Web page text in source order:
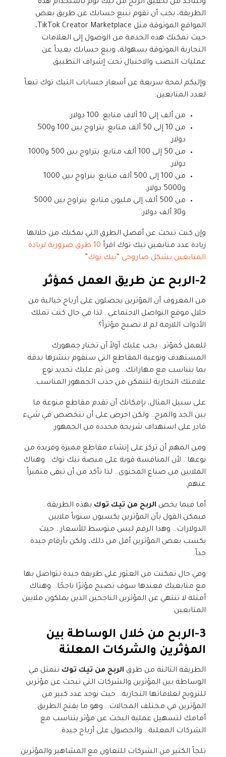
ولتتأكد من تحقيق الربح من تيك توم باستخدام هذه
الطريقة، يجب أن تقوم ببيع حسابك عن طريق بعض
المواقع الموثوقة مثل TikTok Creator Marketplace،
حيث تمكنك هذه الخدمة من الوصول إلى العلامات
التجارية الموثوقة بسهولة، وبيع حسابك بعيداً عن
عمليات النصب والاحتيال تحت إشراف التطبيق.
وإليكم لمحة سريعة عن أسعار حسابات التيك توك تبعاً
لعدد المتابعين:
من ألف إلى 10 آلاف متابع: 100 دولار.
من 10 إلى 50 ألف متابع: يتراوح بين 100 و500
دولار.
من 50 إلى 100 ألف متابع: يتراوح بين 500 و1000
دولار.
من 100 إلى 500 ألف متابع: يتراوح بين 1000
و5000 دولار.
من 500 ألف إلى مليون متابع: يتراوح بين 5000
و30 ألف دولار.
وإن كنت تبحث عن أفضل الطرق التي يمكنك من خلالها
زيادة عدد متابعين تيك توك اقرأ
10 طرق ضرورية لزيادة
المتابعين بشكل صاروخي “تيك توك”
2-الربح عن طريق العمل كمؤثر
من المعروف أن المؤثرين يحصلون على أرباح خيالية من
خلال موقع التواصل الاجتماعي.. لذا في حال كنت تملك
الأدوات اللازمة لم لا تصبح مؤثراً؟
للعمل كمؤثر.. يجب عليك أولاً أن تختار جمهورك
المستهدف ونوعية المقاطع التي ستقوم بنشرها بدقة
بما يتناسب مع مهاراتك.. ومن ثم عليك تحديد نوع
علامتك التجارية لتتمكن من جذب الجمهور المناسب.
على سبيل المثال، بإمكانك أن تقدم مقاطع منوعة ما
بين الجد والمرح.. ولكن احرص على أن تتخصص في شيء
قادر على استهداف شريحة محددة من الجمهور.
ومن المهم أن تركز على إنشاء مقاطع مميزة وفريدة من
نوعها.. لأن المنافسة قوية على منصة تيك توك.. وهناك
الملايين من صناع المحتوى.. لذا تأكد من أن تبقى متميزاً
عنهم.
أما فيما يخص الربح من تيك توك بهذه الطريقة..
فيمكن القول بأن المؤثرين يكسبون سنوياً ملايين
الدولارات.. وهذا الرقم ليس متوسط للأسعار.. حيث
يكسب بعض المؤثرين أقل من ذلك، ولكن بأرقام جيدة
جداً.
وفي حال تمكنت من العثور على طريقة جيدة تتواصل بها
مع متابعيك فعندها سوف تصبح مؤثرًا ناجحًا.. وهناك
أمثلة لا تنتهي عن المؤثرين الناجحين الذين يملكون ملايين
المتابعين.
3-الربح من خلال الوساطة بين
المؤثرين والشركات المعلنة
الطريقة الثالثة من طرق الربح من تيك توك تتمثل في
الوساطة بين المؤثرين والشركات التي تبحث عن مؤثرين
للترويج لعلاماتها التجارية.. حيث يوجد عدد كبير من
المؤثرين في مختلف المجالات.. وهو ما يفتح الطريق
أمامك لتسهيل عملية البحث عن مؤثر يتناسب مع
الشركات المعلنة.. والحصول على أرباح جيدة.
تلجاً الكثير من الشركات للتعاون مع المشاهير والمؤثرين